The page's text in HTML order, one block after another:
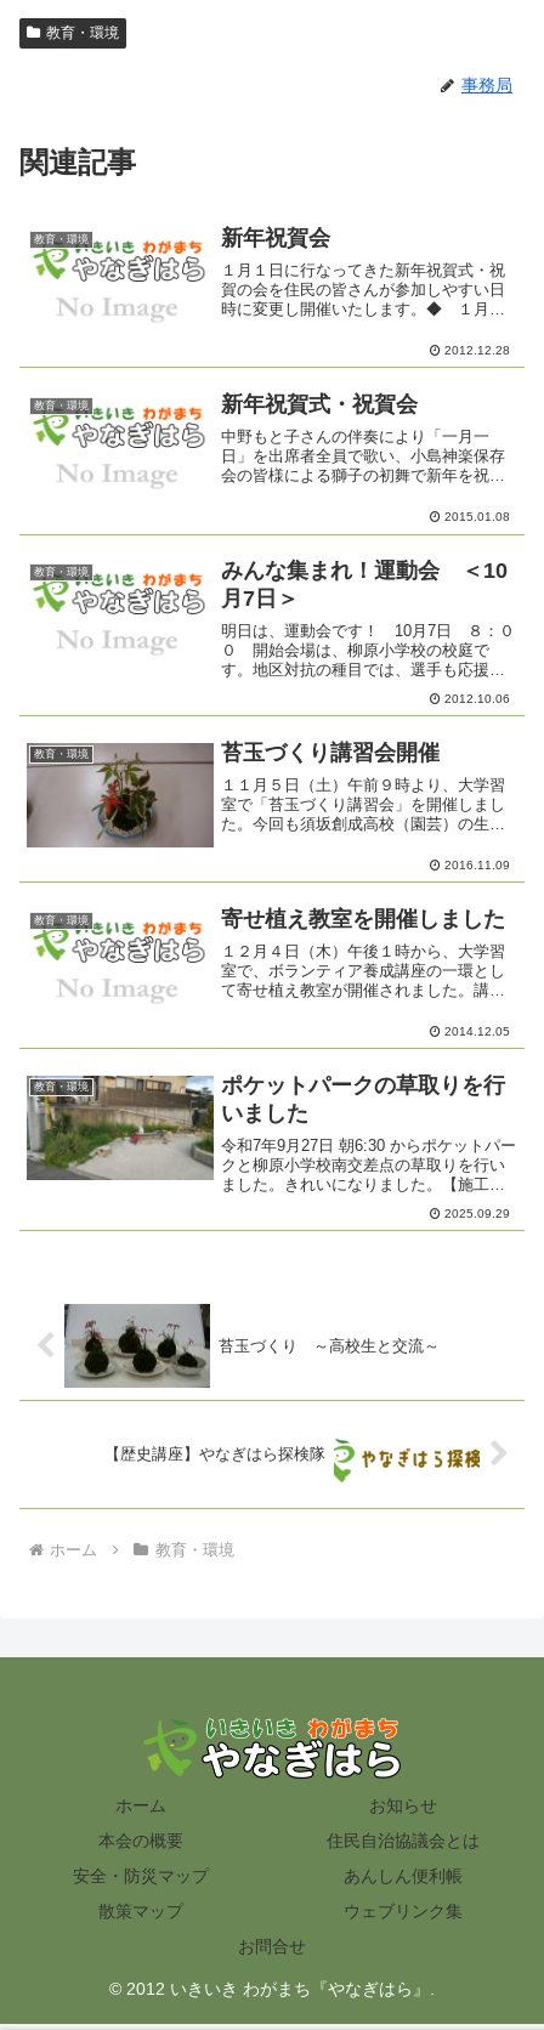
教育・環境
事務局
関連記事
教育・環境 新年祝賀会
１月１日に行なってきた新年祝賀式・祝
賀の会を住民の皆さんが参加しやすい日
時に変更し開催いたします。◆ １月６
大学習室◆ 会費1,000円（当日徴収しま
す）※ しめきりは、本日12月28日です
2012.12.28
教育・環境 新年祝賀式・祝賀会
中野もと子さんの伴奏により「一月一
日」を出席者全員で歌い、小島神楽保存
会の皆様による獅子の初舞で新年を祝い
和やかに楽しく過ごしました。 2015.01.08
教育・環境
みんな集まれ！運動会 ＜10
月7日＞
明日は、運動会です！ 10月7日 ８：０
０ 開始会場は、柳原小学校の校庭で
す。地区対抗の種目では、選手も応援す
る人も毎年かなり盛り上がります。参加
するのはもちろん 見ても楽しい運動
技にでると参加賞もらえま...
2012.10.06
教育・環境 苔玉づくり講習会開催
１１月５日（土）午前９時より、大学習
室で「苔玉づくり講習会」を開催しまし
た。今回も須坂創成高校（園芸）の生徒
生徒さん１０名が、苔玉の作り方をてい
ねいに教えてくれました。マンツーマン
2016.11.09
教育・環境 寄せ植え教室を開催しました
１２月４日（木）午後１時から、大学習
室で、ボランティア養成講座の一環とし
て寄せ植え教室が開催されました。講師
2014.12.05
教育・環境
ポケットパークの草取りを行
いました
令和7年9月27日 朝6:30 からポケットパー
クと柳原小学校南交差点の草取りを行い
ました。きれいになりました。【施工前
2025.09.29
苔玉づくり ～高校生と交流～
【歴史講座】やなぎはら探検隊
ホーム 教育・環境
ホーム
お知らせ
本会の概要
住民自治協議会とは
安全・防災マップ
あんしん便利帳
散策マップ
ウェブリンク集
お問合せ
© 2012 いきいき わがまち『やなぎはら』.